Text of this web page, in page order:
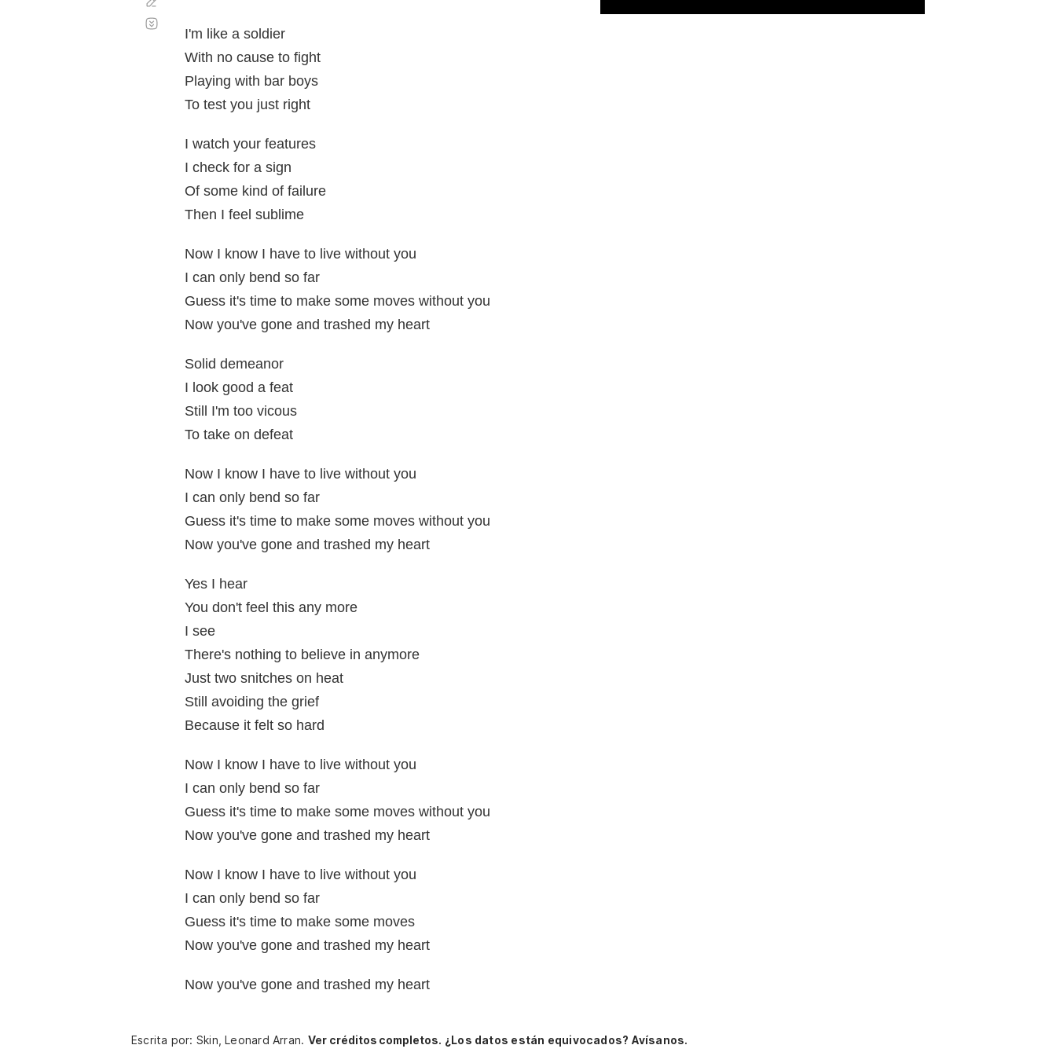
I'm like a soldier
With no cause to fight
Playing with bar boys
To test you just right
I watch your features
I check for a sign
Of some kind of failure
Then I feel sublime
Now I know I have to live without you
I can only bend so far
Guess it's time to make some moves without you
Now you've gone and trashed my heart
Solid demeanor
I look good a feat
Still I'm too vicous
To take on defeat
Now I know I have to live without you
I can only bend so far
Guess it's time to make some moves without you
Now you've gone and trashed my heart
Yes I hear
You don't feel this any more
I see
There's nothing to believe in anymore
Just two snitches on heat
Still avoiding the grief
Because it felt so hard
Now I know I have to live without you
I can only bend so far
Guess it's time to make some moves without you
Now you've gone and trashed my heart
Now I know I have to live without you
I can only bend so far
Guess it's time to make some moves
Now you've gone and trashed my heart
Now you've gone and trashed my heart
automático
Escrita por: Skin, Leonard Arran. Ver créditos completos. ¿Los datos están equivocados? Avísanos.